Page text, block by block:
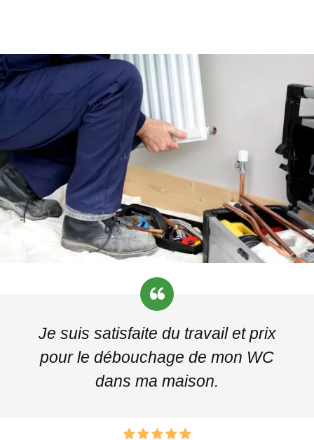
Je suis satisfaite du travail et prix
pour le débouchage de mon WC
dans ma maison.